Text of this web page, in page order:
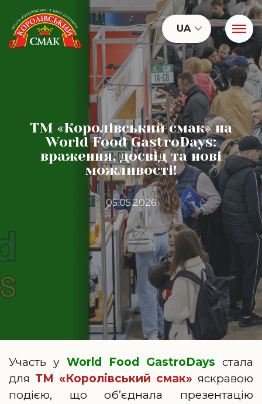
UA
ТМ «Королівський смак» на
World Food GastroDays:
враження, досвід та нові
можливості!
05.05.2026
Участь у World Food GastroDays стала
для ТМ «Королівський смак» яскравою
подією, що об’єднала презентацію